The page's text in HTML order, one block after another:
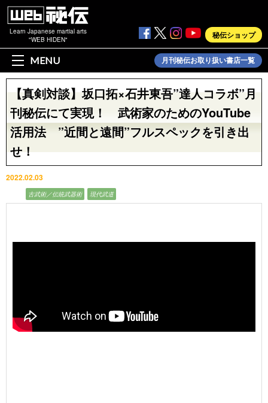
Learn Japanese martial arts
"WEB HIDEN"
秘伝ショップ
MENU 月刊秘伝お取り扱い書店一覧
【真剣対談】坂口拓×石井東吾”達人コラボ”月
刊秘伝にて実現！ 武術家のためのYouTube
活用法 ”近間と遠間”フルスペックを引き出
せ！
2022.02.03
古武術／伝統武器術 現代武道